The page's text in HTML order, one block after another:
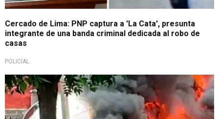
Cercado de Lima: PNP captura a 'La Cata', presunta
integrante de una banda criminal dedicada al robo de
casas
POLICIAL
Investigación en curso